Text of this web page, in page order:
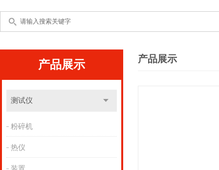
产品展示
测试仪
粉碎机
热仪
产品展示